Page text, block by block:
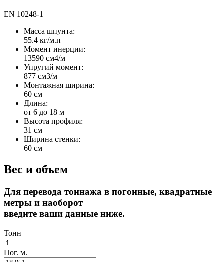
EN 10248-1
Масса шпунта:
55.4 кг/м.п
Момент инерции:
13590 cм4/м
Упругий момент:
877 cм3/м
Монтажная ширина:
60 см
Длина:
от 6 до 18 м
Высота профиля:
31 см
Ширина стенки:
60 см
Вес и объем
Для перевода тоннажа в погонные, квадратные
метры и наоборот
введите ваши данные ниже.
Тонн
Пог. м.